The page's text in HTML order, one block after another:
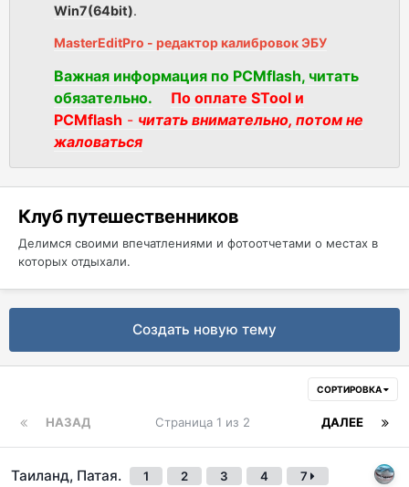
Win7(64bit).
MasterEditPro - редактор калибровок ЭБУ
Важная информация по PCMflash, читать
обязательно.
По оплате STool и
PCMflash - читать внимательно, потом не
жаловаться
Клуб путешественников
Делимся своими впечатлениями и фотоотчетами о местах в
которых отдыхали.
Создать новую тему
СОРТИРОВКА
НАЗАД ДАЛЕЕ
Страница 1 из 2
Таиланд, Патая. 1 2 3 4 7